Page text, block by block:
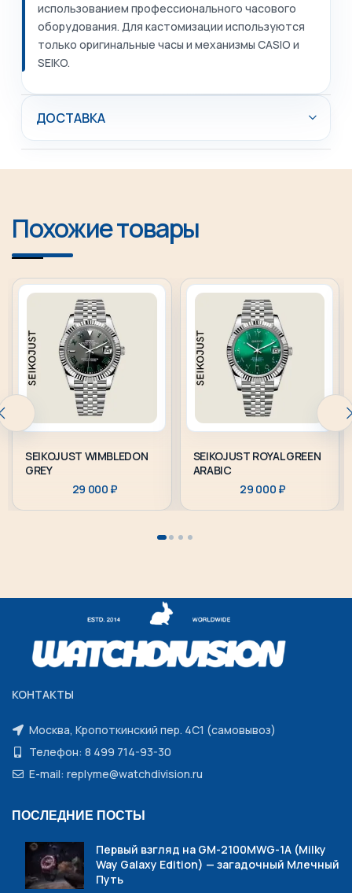
использованием профессионального часового
оборудования. Для кастомизации используются
только оригинальные часы и механизмы CASIO и
SEIKO.
ДОСТАВКА
Похожие товары
SEIKOJUST WIMBLEDON
GREY
29 000 ₽
SEIKOJUST ROYAL GREEN
ARABIC
29 000 ₽
КОНТАКТЫ
Москва, Кропоткинский пер. 4С1 (самовывоз)
Телефон: 8 499 714-93-30
E-mail: replyme@watchdivision.ru
ПОСЛЕДНИЕ ПОСТЫ
Первый взгляд на GM-2100MWG-1A (Milky
Way Galaxy Edition) — загадочный Млечный
Путь